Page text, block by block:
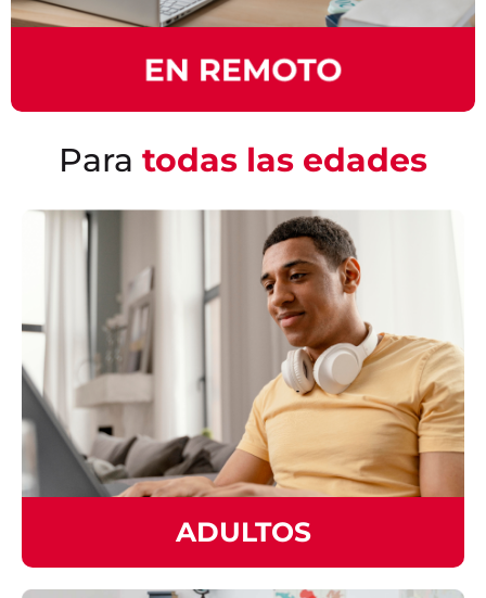
Para todas las edades
ADULTOS